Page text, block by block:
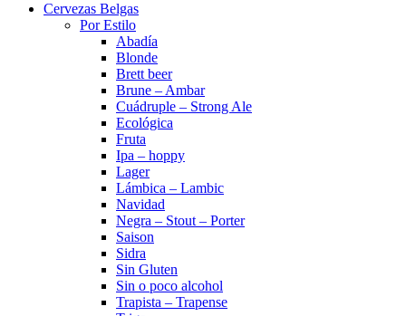
Cervezas Belgas
Por Estilo
Abadía
Blonde
Brett beer
Brune – Ambar
Cuádruple – Strong Ale
Ecológica
Fruta
Ipa – hoppy
Lager
Lámbica – Lambic
Navidad
Negra – Stout – Porter
Saison
Sidra
Sin Gluten
Sin o poco alcohol
Trapista – Trapense